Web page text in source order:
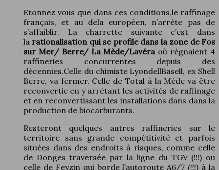
Etonnez vous que dans ces conditions,le raffinage
français, et au dela européen, n’arrète pas de
s’affaiblir. La charrette suivante c’est dans
la rationalisation qui se profile dans la zone de Fos
sur Mer/ Berre/ La Mède/Lavéra où régnaient 4
raffineries concurrentes depuis des
décennies.Celle du chimiste LyondellBasell, ex Shell
Berre, va fermer. Celle de Total à la Mède va être
reconvertie en y arrétant les activités de raffinage
et en reconvertissant les installations dans dans la
production de biocarburants.
Resteront quelques autres raffineries sur le
territoire sans grande compétitivité et parfois
situées dans des endroits à risques, comme celle
de Donges traversée par la ligne du TGV (!!!) ou
celle de Feyzin qui borde l’autoroute A6/7 (!!!) à la